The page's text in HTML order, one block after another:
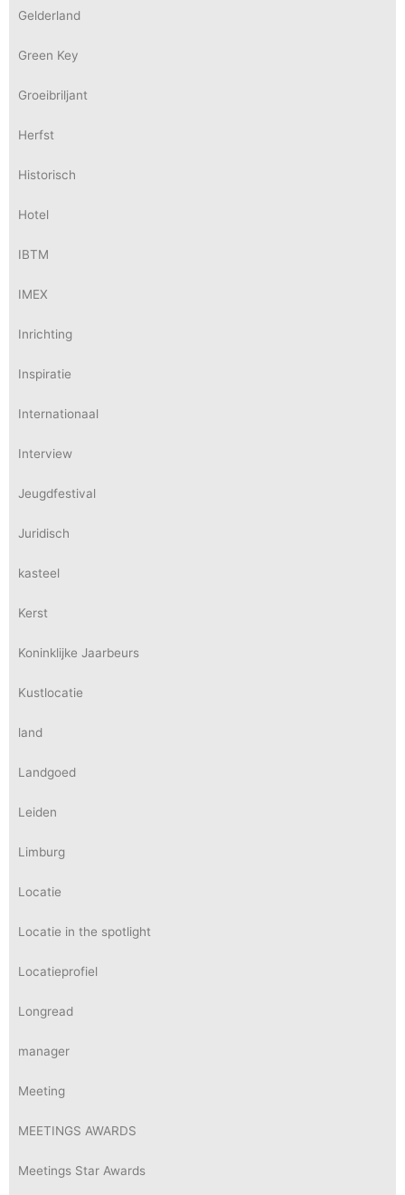
Gelderland
Green Key
Groeibriljant
Herfst
Historisch
Hotel
IBTM
IMEX
Inrichting
Inspiratie
Internationaal
Interview
Jeugdfestival
Juridisch
kasteel
Kerst
Koninklijke Jaarbeurs
Kustlocatie
land
Landgoed
Leiden
Limburg
Locatie
Locatie in the spotlight
Locatieprofiel
Longread
manager
Meeting
MEETINGS AWARDS
Meetings Star Awards